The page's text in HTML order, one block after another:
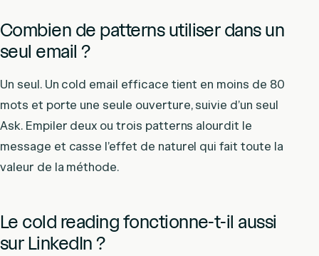
Combien de patterns utiliser dans un
seul email ?
Un seul. Un cold email efficace tient en moins de 80
mots et porte une seule ouverture, suivie d’un seul
Ask. Empiler deux ou trois patterns alourdit le
message et casse l’effet de naturel qui fait toute la
valeur de la méthode.
Le cold reading fonctionne-t-il aussi
sur LinkedIn ?